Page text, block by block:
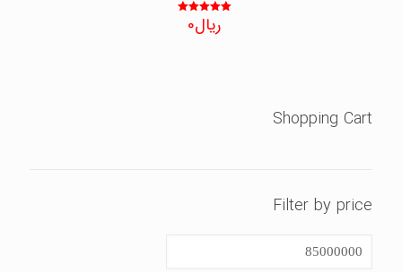
نمره
5.00
ریال0
Shopping Cart
Filter by price
قیمت